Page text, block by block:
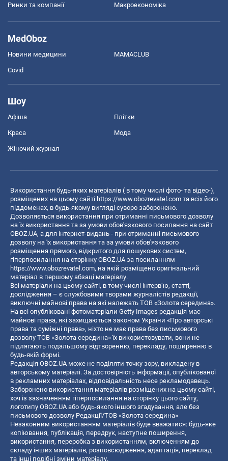
Ринки та компанії Макроекономіка
MedOboz
Новини медицини MAMACLUB
Covid
Шоу
Афіша Плітки
Краса Мода
Жіночий журнал
Використання будь-яких матеріалів ( в тому числі фото- та відео-),
розміщених на цьому сайті https://www.obozrevatel.com та всіх його
піддоменах, в будь-якому вигляді суворо заборонено.
Дозволяється використання при отриманні письмового дозволу
на їх використання та за умови обов'язкового посилання на сайт
OBOZ.UA, а для інтернет-видань - при отриманні письмового
дозволу на їх використання та за умови обов'язкового
розміщення прямого, відкритого для пошукових систем,
гіперпосилання на сторінку OBOZ.UA за посиланням
https://www.obozrevatel.com, на якій розміщено оригінальний
матеріал в першому абзаці матеріалу.
Всі матеріали на цьому сайті, в тому числі інтерв’ю, статті,
дослідження – є службовими творами журналістів редакції,
виключні майнові права на які належать ТОВ «Золота середина».
На всі опубліковані фотоматеріали Getty Images редакція має
майнові права, які захищаються законом України «Про авторські
права та суміжні права», ніхто не має права без письмового
дозволу ТОВ «Золота середина» їх використовувати, вони не
підлягають подальшому відтворенню, перекладу, поширенню в
будь-якій формі.
Редакція OBOZ.UA може не поділяти точку зору, викладену в
авторському матеріалі. За достовірність інформації, опублікованої
в рекламних матеріалах, відповідальність несе рекламодавець.
Заборонено використання матеріалів розміщених на цьому сайті,
хоч із зазначенням гіперпосилання на сторінку цього сайту,
логотипу OBOZ.UA або будь-якого іншого згадування, але без
письмового дозволу Редакції/ТОВ «Золота середина»
Незаконним використанням матеріалів буде вважатися: будь-яке
копiювання, публiкацiя, передрук, наступне поширення,
використання, переробка з використанням, включенням до
складу інших матеріалів, розповсюдження, адаптація, переклад
та інші подібні зміни матеріалу.